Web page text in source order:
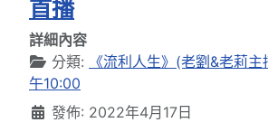
首播
詳細內容
分類:
《流利人生》(老劉&老莉
午10:00
發佈: 2022年4月17日